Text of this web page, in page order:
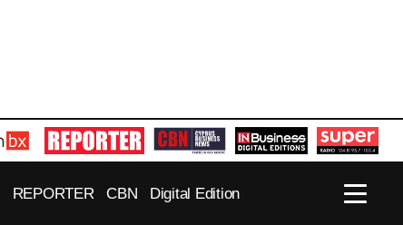
REPORTER CBN Digital Edition